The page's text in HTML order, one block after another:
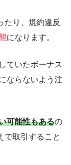
たり、規約違反
になります。
ていたボーナス
ならないよう注
可能性もあるの
で取引すること